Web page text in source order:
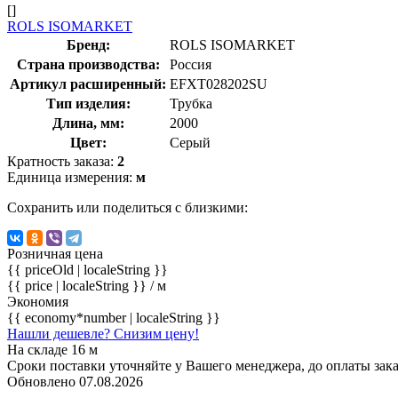
[]
ROLS ISOMARKET
Бренд:
ROLS ISOMARKET
Страна производства:
Россия
Артикул расширенный: EFXT028202SU
Тип изделия:
Трубка
Длина, мм:
2000
Цвет:
Серый
Кратность заказа: 2
Единица измерения: м
Сохранить или поделиться с близкими:
Розничная цена
{{ priceOld | localeString }}
{{ price | localeString }} / м
Экономия
{{ economy*number | localeString }}
Нашли дешевле? Снизим цену!
На складе 16 м
Сроки поставки уточняйте у Вашего менеджера, до оплаты
Обновлено 07.08.2026